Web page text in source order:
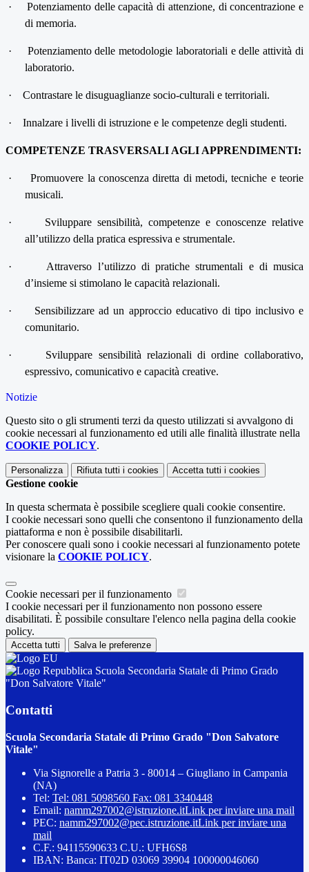
·
Potenziamento delle capacità di attenzione, di concentrazione e
di memoria.
·
Potenziamento delle metodologie laboratoriali e delle attività di
laboratorio.
· Contrastare le disuguaglianze socio-culturali e territoriali.
· Innalzare i livelli di istruzione e le competenze degli studenti.
COMPETENZE TRASVERSALI AGLI APPRENDIMENTI:
·
Promuovere la conoscenza diretta di metodi, tecniche e teorie
musicali.
·
Sviluppare sensibilità, competenze e conoscenze relative
all’utilizzo della pratica espressiva e strumentale.
·
Attraverso l’utilizzo di pratiche strumentali e di musica
d’insieme si stimolano le capacità relazionali.
·
Sensibilizzare ad un approccio educativo di tipo inclusivo e
comunitario.
·
Sviluppare sensibilità relazionali di ordine collaborativo,
espressivo, comunicativo e capacità creative.
Notizie
Questo sito o gli strumenti terzi da questo utilizzati si avvalgono di
cookie necessari al funzionamento ed utili alle finalità illustrate nella
COOKIE POLICY.
Personalizza Rifiuta tutti i cookies Accetta tutti i cookies
Gestione cookie
In questa schermata è possibile scegliere quali cookie consentire.
I cookie necessari sono quelli che consentono il funzionamento della
piattaforma e non è possibile disabilitarli.
Per conoscere quali sono i cookie necessari al funzionamento potete
visionare la COOKIE POLICY.
Cookie necessari per il funzionamento
I cookie necessari per il funzionamento non possono essere
disabilitati. È possibile consultare l'elenco nella pagina della cookie
policy.
Accetta tutti Salva le preferenze
Scuola Secondaria Statale di Primo Grado
"Don Salvatore Vitale"
Contatti
Scuola Secondaria Statale di Primo Grado "Don Salvatore
Vitale"
Via Signorelle a Patria 3 - 80014 – Giugliano in Campania
(NA)
Tel: Tel: 081 5098560 Fax: 081 3340448
Email: namm297002@istruzione.itLink per inviare una mail
PEC: namm297002@pec.istruzione.itLink per inviare una
mail
C.F.: 94115590633 C.U.: UFH6S8
IBAN: Banca: IT02D 03069 39904 100000046060